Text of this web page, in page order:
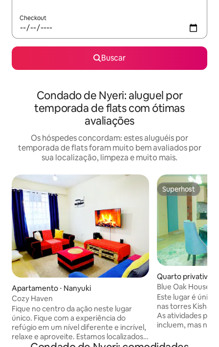
Checkout
Buscar
Condado de Nyeri: aluguel por
temporada de flats com ótimas
avaliações
Os hóspedes concordam: estes aluguéis por
temporada de flats foram muito bem avaliados por
sua localização, limpeza e muito mais.
Apartamento ⋅ Nanyuki
Cozy Haven
Fique no centro da ação neste lugar
único. Fique com a experiência do
refúgio em um nível diferente e incrível,
relaxe e aproveite. Estamos localizados
Superhost
Superhost
Quarto privativo ⋅
Blue Oak House.
Nanyuki.
Este lugar é único e
nas torres
As atividades
incluem, mas não
nacional